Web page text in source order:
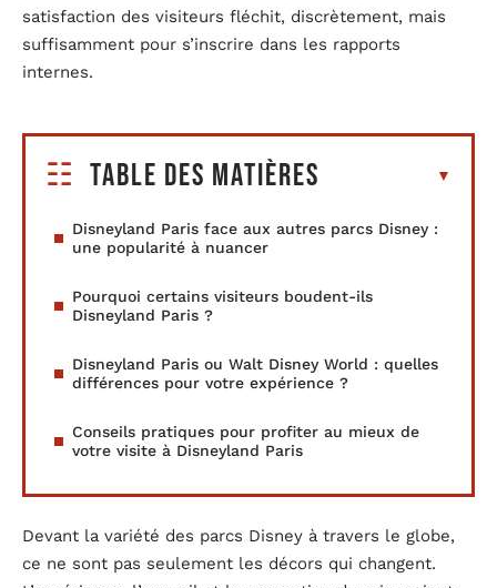
satisfaction des visiteurs fléchit, discrètement, mais
suffisamment pour s’inscrire dans les rapports
internes.
Table des matières
Disneyland Paris face aux autres parcs Disney :
une popularité à nuancer
Pourquoi certains visiteurs boudent-ils
Disneyland Paris ?
Disneyland Paris ou Walt Disney World : quelles
différences pour votre expérience ?
Conseils pratiques pour profiter au mieux de
votre visite à Disneyland Paris
Devant la variété des parcs Disney à travers le globe,
ce ne sont pas seulement les décors qui changent.